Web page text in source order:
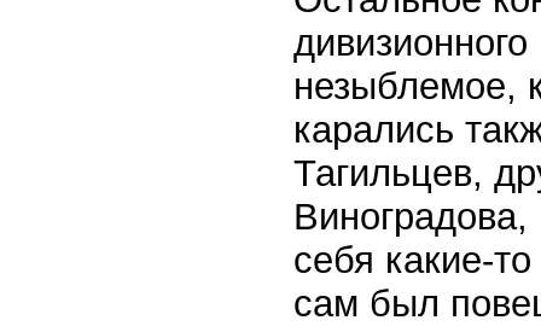
незыблемое,
карались
Тагильцев,
себя какие-
сам был